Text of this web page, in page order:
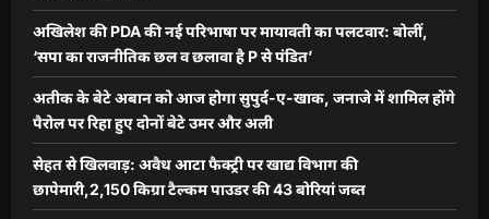
अखिलेश की PDA की नई परिभाषा पर मायावती का पलटवार: बोलीं,
‘सपा का राजनीतिक छल व छलावा है P से पंडित’
अतीक के बेटे अबान को आज होगा सुपुर्द-ए-खाक, जनाजे में शामिल होंगे
पैरोल पर रिहा हुए दोनों बेटे उमर और अली
सेहत से खिलवाड़: अवैध आटा फैक्ट्री पर खाद्य विभाग की
छापेमारी,2,150 किग्रा टैल्कम पाउडर की 43 बोरियां जब्त